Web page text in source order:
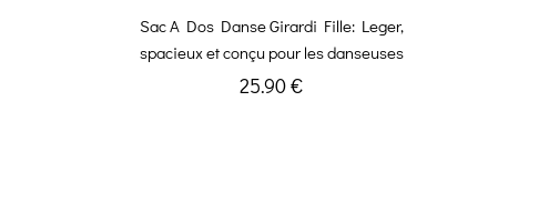
Sac A Dos Danse Girardi Fille: Leger,
spacieux et conçu pour les danseuses
25.90 €